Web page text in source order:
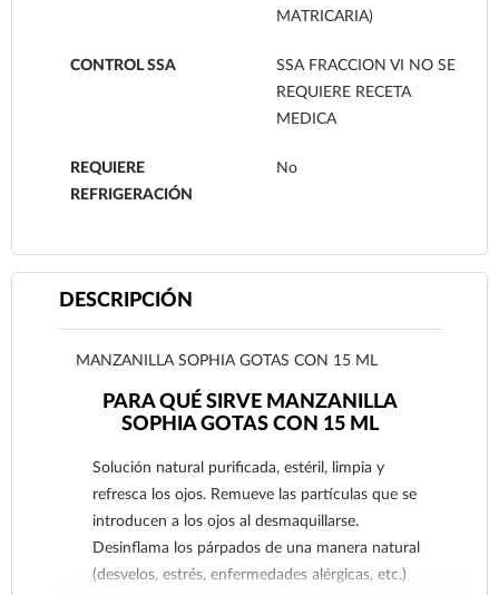
MATRICARIA)
CONTROL SSA
SSA FRACCION VI NO SE
REQUIERE RECETA
MEDICA
REQUIERE
REFRIGERACIÓN
No
DESCRIPCIÓN
MANZANILLA SOPHIA GOTAS CON 15 ML
PARA QUÉ SIRVE MANZANILLA
SOPHIA GOTAS CON 15 ML
Solución natural purificada, estéril, limpia y
refresca los ojos. Remueve las partículas que se
introducen a los ojos al desmaquillarse.
Desinflama los párpados de una manera natural
(desvelos, estrés, enfermedades alérgicas, etc.)